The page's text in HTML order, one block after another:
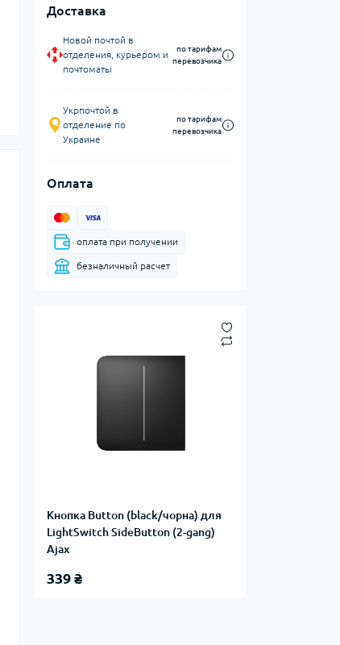
Доставка
Новой почтой в
отделения, курьером и
почтоматы
по тарифам
перевозчика
Укрпочтой в
отделение по
Украине
по тарифам
перевозчика
Оплата
оплата при получении
безналичный расчет
Кнопка Button (black/чорна) для
LightSwitch SideButton (2-gang)
Ajax
339 ₴